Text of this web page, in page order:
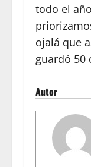
todo el
ojalá que
guardó 50
Autor